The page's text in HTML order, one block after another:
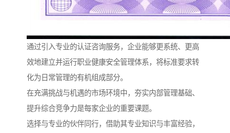
通过引入专业的认证咨询服务，企业能够更系统、更高
效地建立并运行职业健康安全管理体系，将标准要求转
化为日常管理的有机组成部分。
在充满挑战与机遇的市场环境中，夯实内部管理基础、
提升综合竞争力是每家企业的重要课题。
选择与专业的伙伴同行，借助其专业知识与丰富经验，